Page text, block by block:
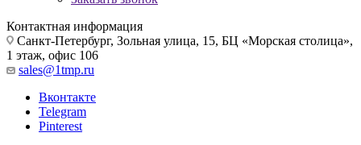
Контактная информация
Санкт-Петербург, Зольная улица, 15, БЦ «Морская столица»,
1 этаж, офис 106
sales@1tmp.ru
Вконтакте
Telegram
Pinterest